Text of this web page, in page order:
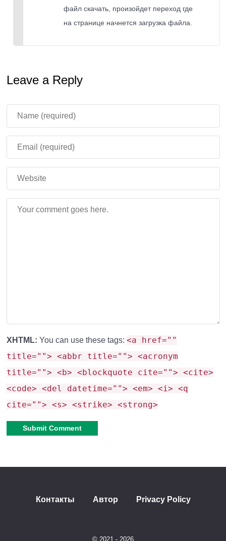
файл скачать, произойдет переход где
на странице начнется загрузка файла.
Leave a Reply
XHTML: You can use these tags: <a href=""
title=""> <abbr title=""> <acronym
title=""> <b> <blockquote cite=""> <cite>
<code> <del datetime=""> <em> <i> <q
cite=""> <s> <strike> <strong>
Контакты Автор Privacy Policy
© 2021 - 2026